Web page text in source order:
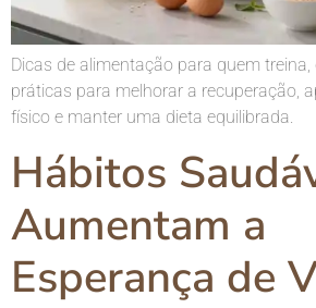
Dicas de alimentação para quem
práticas para melhorar a recuperação,
físico e manter uma dieta equilibrada.
Hábitos
Aumentam a
Esperança de